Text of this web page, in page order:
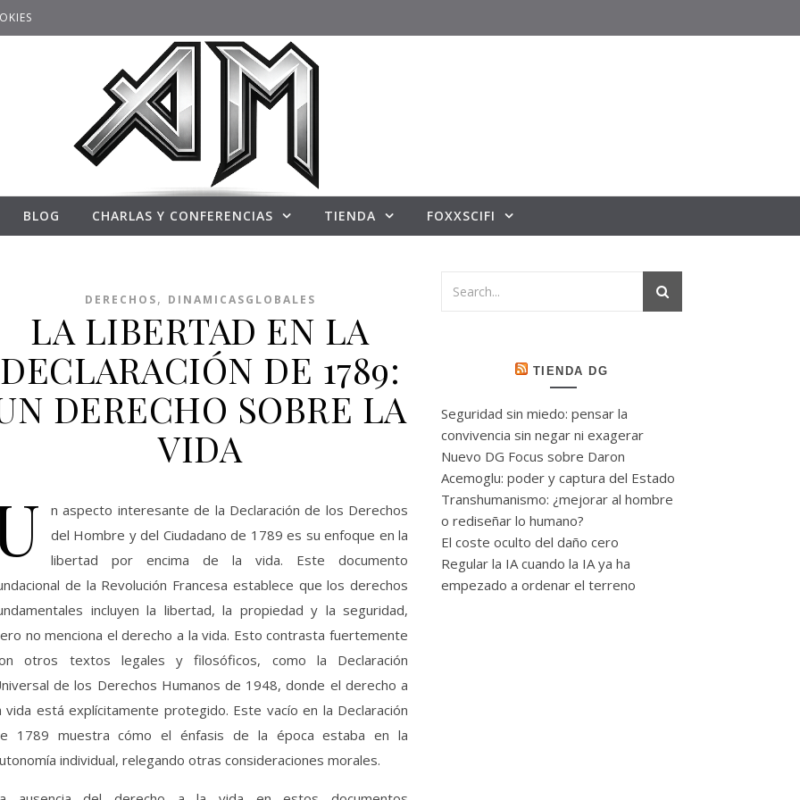
BLOG CHARLAS Y CONFERENCIAS TIENDA FOXXSCIFI
DERECHOS, DINAMICASGLOBALES
LA LIBERTAD EN LA
DECLARACIÓN DE 1789:
DERECHO SOBRE LA
VIDA
n aspecto interesante de la Declaración de los Derechos
del Hombre y del Ciudadano de 1789 es su enfoque en la
libertad por encima de la vida. Este documento
de la Revolución Francesa establece que los derechos
incluyen la libertad, la propiedad y la seguridad,
no menciona el derecho a la vida. Esto contrasta fuertemente
otros textos legales y filosóficos, como la Declaración
de los Derechos Humanos de 1948, donde el derecho a
vida está explícitamente protegido. Este vacío en la Declaración
1789 muestra cómo el énfasis de la época estaba en la
individual, relegando otras consideraciones morales.
TIENDA DG
Seguridad sin miedo: pensar la
convivencia sin negar ni exagerar
Nuevo DG Focus sobre Daron
Acemoglu: poder y captura del Estado
Transhumanismo: ¿mejorar al hombre
o rediseñar lo humano?
El coste oculto del daño cero
Regular la IA cuando la IA ya ha
empezado a ordenar el terreno